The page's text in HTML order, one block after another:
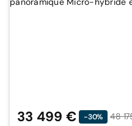
33 499 € -30%
48